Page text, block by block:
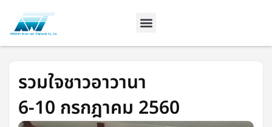
content
รวมใจชาวอาวานา
6-10 กรกฎาคม 2560